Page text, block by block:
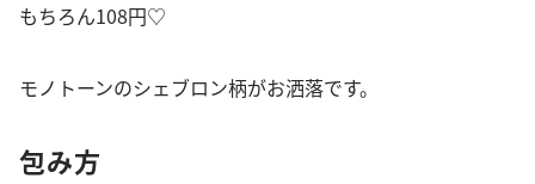
もちろん108円♡
モノトーンのシェブロン柄がお洒落です。
包み方